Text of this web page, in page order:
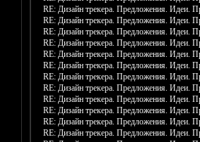
RE: Дизайн трекера. Предложения. Идеи.
RE: Дизайн трекера. Предложения. Идеи.
RE: Дизайн трекера. Предложения. Идеи.
RE: Дизайн трекера. Предложения. Идеи.
RE: Дизайн трекера. Предложения. Идеи.
RE: Дизайн трекера. Предложения. Идеи.
RE: Дизайн трекера. Предложения. Идеи.
RE: Дизайн трекера. Предложения. Идеи.
RE: Дизайн трекера. Предложения. Идеи.
RE: Дизайн трекера. Предложения. Идеи.
RE: Дизайн трекера. Предложения. Идеи.
RE: Дизайн трекера. Предложения. Идеи.